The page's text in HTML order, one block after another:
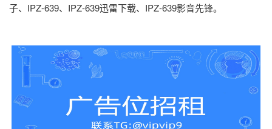
子、IPZ-639、IPZ-639迅雷下载、IPZ-639影音先锋。